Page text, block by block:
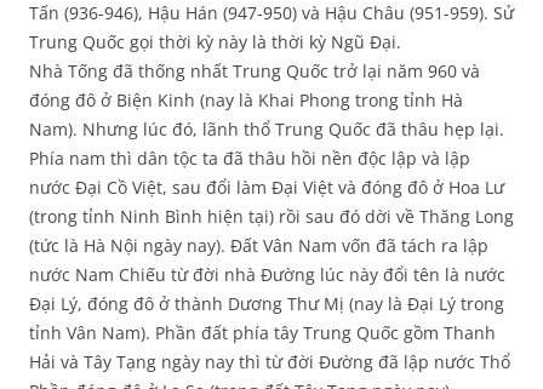
Tấn (936-946), Hậu Hán (947-950) và Hậu Châu (951-959). Sử
Trung Quốc gọi thời kỳ này là thời kỳ Ngũ Đại.
Nhà Tống đã thống nhất Trung Quốc trở lại năm 960 và
đóng đô ở Biện Kinh (nay là Khai Phong trong tỉnh Hà
Nam). Nhưng lúc đó, lãnh thổ Trung Quốc đã thâu hẹp lại.
Phía nam thì dân tộc ta đã thâu hồi nền độc lập và lập
nước Đại Cồ Việt, sau đổi làm Đại Việt và đóng đô ở Hoa Lư
(trong tỉnh Ninh Bình hiện tại) rồi sau đó dời về Thăng Long
(tức là Hà Nội ngày nay). Đất Vân Nam vốn đã tách ra lập
nước Nam Chiếu từ đời nhà Đường lúc này đổi tên là nước
Đại Lý, đóng đô ở thành Dương Thư Mị (nay là Đại Lý trong
tỉnh Vân Nam). Phần đất phía tây Trung Quốc gồm Thanh
Hải và Tây Tạng ngày nay thì từ đời Đường đã lập nước Thổ